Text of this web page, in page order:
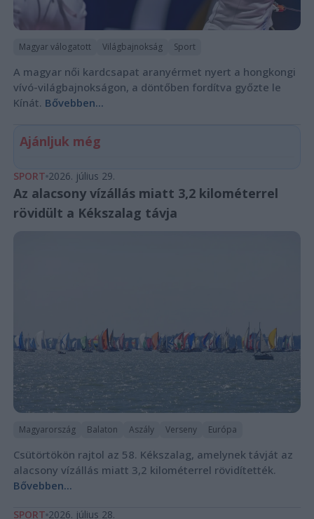
Magyar válogatott Világbajnokság Sport
A magyar női kardcsapat aranyérmet nyert a hongkongi
vívó-világbajnokságon, a döntőben fordítva győzte le
Kínát. Bővebben...
Ajánljuk még
SPORT 2026. július 29.
Az alacsony vízállás miatt 3,2 kilométerrel
rövidült a Kékszalag távja
Magyarország Balaton Aszály Verseny Európa
Csütörtökön rajtol az 58. Kékszalag, amelynek távját az
alacsony vízállás miatt 3,2 kilométerrel rövidítették.
Bővebben...
SPORT 2026. július 28.